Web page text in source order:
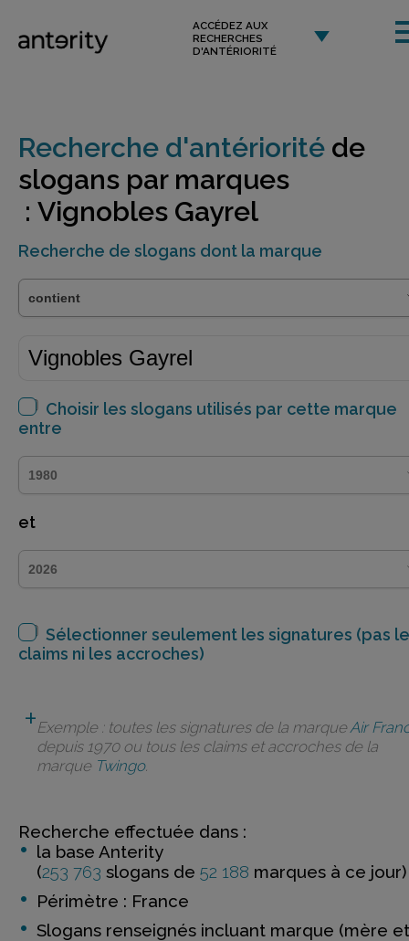
ACCÉDEZ AUX
RECHERCHES
D'ANTÉRIORITÉ
Recherche d'antériorité de
slogans par marques
: Vignobles Gayrel
Recherche de slogans dont la marque
Choisir les slogans utilisés par cette marque
entre
et
Sélectionner seulement les signatures (pas
claims ni les accroches)
Exemple : toutes les signatures de la marqueAir
depuis 1970 ou tous les claims et accroches de la
marque Twingo.
Recherche effectuée dans :
la base Anterity
(253 763 slogans de 52 188 marques à ce jour)
Périmètre : France
Slogans renseignés incluant marque (mère et